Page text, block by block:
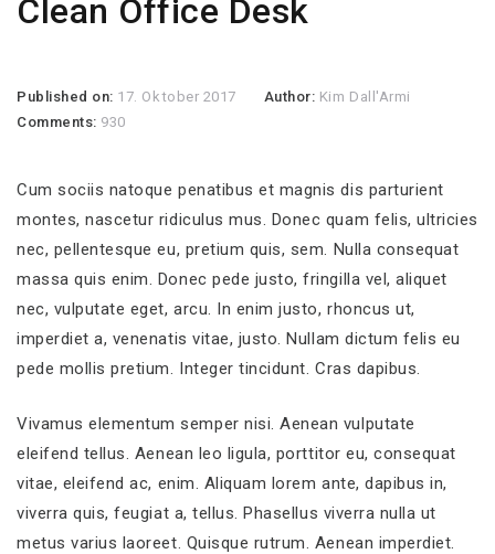
Clean Office Desk
Published on: 17. Oktober 2017 Author: Kim Dall'Armi
Comments: 930
Cum sociis natoque penatibus et magnis dis parturient
montes, nascetur ridiculus mus. Donec quam felis, ultricies
nec, pellentesque eu, pretium quis, sem. Nulla consequat
massa quis enim. Donec pede justo, fringilla vel, aliquet
nec, vulputate eget, arcu. In enim justo, rhoncus ut,
imperdiet a, venenatis vitae, justo. Nullam dictum felis eu
pede mollis pretium. Integer tincidunt. Cras dapibus.
Vivamus elementum semper nisi. Aenean vulputate
eleifend tellus. Aenean leo ligula, porttitor eu, consequat
vitae, eleifend ac, enim. Aliquam lorem ante, dapibus in,
viverra quis, feugiat a, tellus. Phasellus viverra nulla ut
metus varius laoreet. Quisque rutrum. Aenean imperdiet.